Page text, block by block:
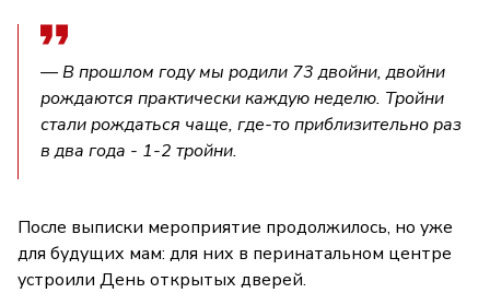
— В прошлом году мы родили 73 двойни, двойни
рождаются практически каждую неделю. Тройни
стали рождаться чаще, где-то приблизительно раз
в два года - 1-2 тройни.
После выписки мероприятие продолжилось, но уже
для будущих мам: для них в перинатальном центре
устроили День открытых дверей.